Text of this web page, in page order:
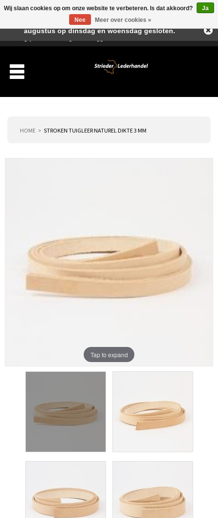
HOME STROKEN TUIGLEER NATUREL DIKTE 3 MM
Tap to expand
Wij slaan cookies op om onze website te verbeteren. Is dat akkoord?
Ja
Nee
Meer over cookies »
Beste klant, I.v.m. de vakantieperiode zijn wij in juli en
augustus op dinsdag en woensdag gesloten.